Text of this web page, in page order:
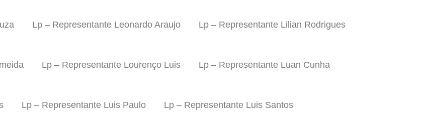
Lp – Representante Leonardo Araujo Lp – Representante Lilian Rodrigues
Lp – Representante Lourenço Luis Lp – Representante Luan Cunha
Lp – Representante Luis Paulo Lp – Representante Luis Santos